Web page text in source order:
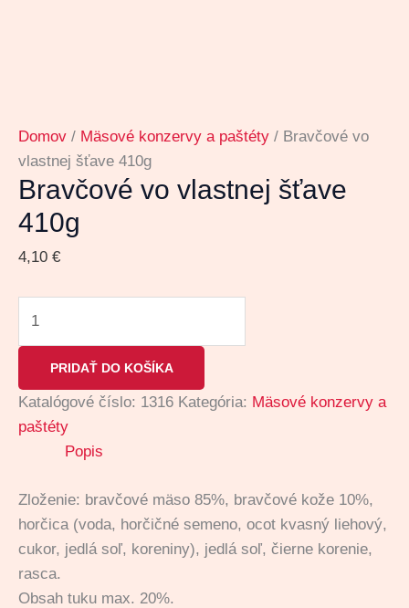
Domov / Mäsové konzervy a paštéty / Bravčové vo
vlastnej šťave 410g
Bravčové vo vlastnej šťave
410g
4,10 €
PRIDAŤ DO KOŠÍKA
Katalógové číslo: 1316 Kategória: Mäsové konzervy a
paštéty
Popis
Zloženie: bravčové mäso 85%, bravčové kože 10%,
horčica (voda, horčičné semeno, ocot kvasný liehový,
cukor, jedlá soľ, koreniny), jedlá soľ, čierne korenie,
rasca.
Obsah tuku max. 20%.